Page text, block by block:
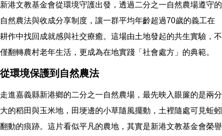
新港文教基金會從環境守護出發，透過二分之一自然農場遵守的
自然農法與收成分享制度，讓一群平均年齡超過70歲的義工在
耕作中找回成就感與社交療癒。這場由土地發起的共生實驗，不
僅翻轉農村老年生活，更成為在地實踐「社會處方」的典範。
從環境保護到自然農法
走進嘉義縣新港鄉的二分之一自然農場，最先映入眼簾的是兩分
大的稻田與玉米地，田埂邊的小草隨風擺動，土裡隨處可見蚯蚓
翻動的痕跡。這片看似平凡的農地，其實是新港文教基金會榮譽